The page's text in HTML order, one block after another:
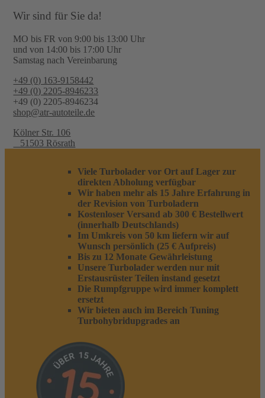
Wir sind für Sie da!
MO bis FR von 9:00 bis 13:00 Uhr
und von 14:00 bis 17:00 Uhr
Samstag nach Vereinbarung
+49 (0) 163-9158442
+49 (0) 2205-8946233
+49 (0) 2205-8946234
shop@atr-autoteile.de
Kölner Str. 106
51503 Rösrath
Viele Turbolader vor Ort auf Lager zur
direkten Abholung verfügbar
Wir haben mehr als 15 Jahre Erfahrung in
der Revision von Turboladern
Kostenloser Versand ab 300 € Bestellwert
(innerhalb Deutschlands)
Im Umkreis von 50 km liefern wir auf
Wunsch persönlich (25 € Aufpreis)
Bis zu 12 Monate Gewährleistung
Unsere Turbolader werden nur mit
Erstausrüster Teilen instand gesetzt
Die Rumpfgruppe wird immer komplett
ersetzt
Wir bieten auch im Bereich Tuning
Turbohybridupgrades an